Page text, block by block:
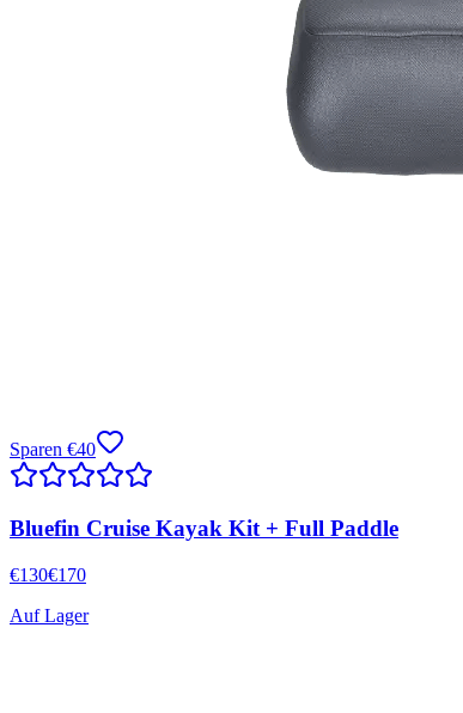
Sparen €40
Bluefin Cruise Kayak Kit + Full Paddle
€130€170
Auf Lager